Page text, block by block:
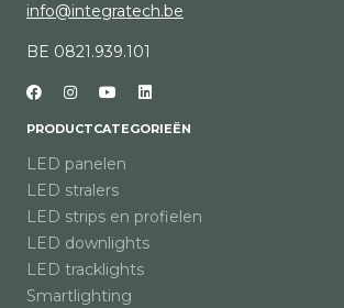
info@integratech.be
BE 0821.939.101
PRODUCTCATEGORIEËN
LED panelen
LED stralers
LED strips en profielen
LED downlights
LED tracklights
Smartlighting